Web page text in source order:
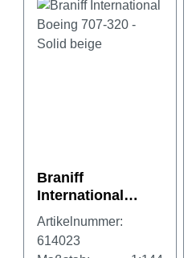
Braniff
International
Boeing 707-320 -
Solid beige
Artikelnummer:
614023